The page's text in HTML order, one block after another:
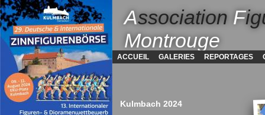
Association F
Montrouge
ACCUEIL GALERIES REPORTAGES
Kulmbach 2024